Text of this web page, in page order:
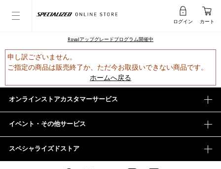
ログイン カート
Rovalアップグレードプログラム開催中
申し訳ございません。
ご指定の商品は販売終了か、ただ今お取扱いできない商品です。
ホームへ戻る
オンラインストアカスタマーサービス
イベント・その他サービス
スペシャライズドストア